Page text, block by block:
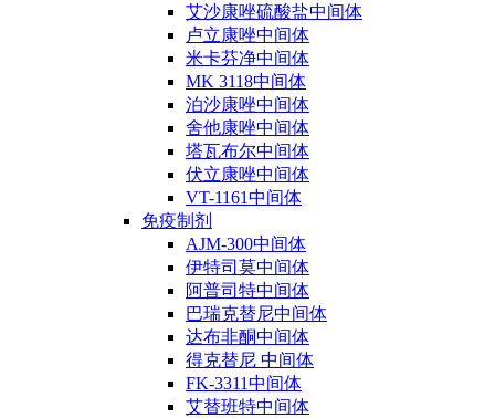
艾沙康唑硫酸盐中间体
卢立康唑中间体
米卡芬净中间体
MK 3118中间体
泊沙康唑中间体
舍他康唑中间体
塔瓦布尔中间体
伏立康唑中间体
VT-1161中间体
免疫制剂
AJM-300中间体
伊特司莫中间体
阿普司特中间体
巴瑞克替尼中间体
达布非酮中间体
得克替尼 中间体
FK-3311中间体
艾替班特中间体